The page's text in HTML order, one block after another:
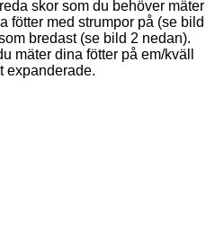
skor som du behöver mäter
fötter med strumpor på (se bild
bredast (se bild 2 nedan).
mäter dina fötter på em/kväll
expanderade.